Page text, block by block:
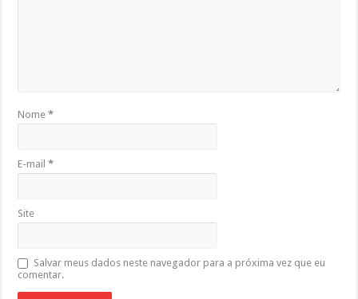
Nome*
E-mail*
Site
Salvar meus dados neste navegador para a próxima vez que eu
comentar.